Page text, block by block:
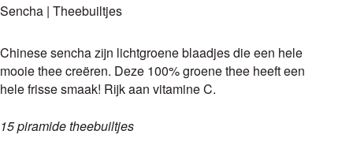
Sencha | Theebuiltjes
Chinese sencha zijn lichtgroene blaadjes die een hele
mooie thee creëren. Deze 100% groene thee heeft een
hele frisse smaak! Rijk aan vitamine C.
15 piramide theebuiltjes